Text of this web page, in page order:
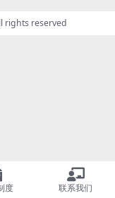
rights reserved
度 联系我们